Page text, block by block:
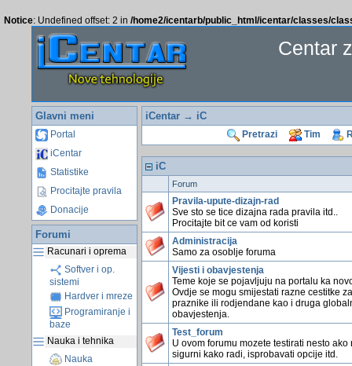
Notice: Undefined offset: 2 in /home2/icentarb/public_html/icentar/classes/
Centar
Glavni meni
Portal
iCentar
Statistike
Procitajte pravila
Donacije
Forumi
Racunari i oprema
Softver i op.
sistemi
Hardver i mreze
Programiranje i
baze
Nauka i tehnika
Nauka
iCentar→ iC
Pretrazi Tim
iC
Forum
Pravila-upute-dizajn-rad
Sve sto se tice dizajna rada pravila itd..
Procitajte bit ce vam od koristi
Administracija
Samo za osoblje foruma
Vijesti i obavjestenja
Teme koje se pojavljuju na portalu ka
Ovdje se mogu smijestati razne cestitke za
praznike ili rodjendane kao i druga
obavjestenja.
Test_forum
U ovom forumu mozete testirati nesto ako
sigurni kako radi, isprobavati opcije itd.